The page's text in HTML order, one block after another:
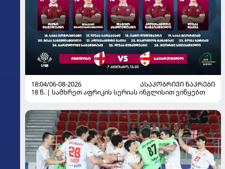
18:04/06-08-2026
ᲐᲡᲐᲙᲝᲑᲠᲘᲕᲘ ᲜᲐᲙᲠᲔᲑᲘ
18 წ. | სამხრეთ აფრიკის სერიას ინგლისით ვიწყებთ